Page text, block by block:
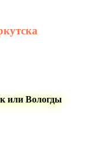
или Вологды